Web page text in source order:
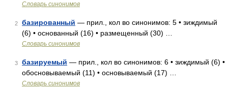
Словарь синонимов
2 базированный — прил., кол во синонимов: 5 • зиждимый
(6) • основанный (16) • размещенный (30) …
Словарь синонимов
3 базируемый — прил., кол во синонимов: 6 • зиждимый (6) •
обосновываемый (11) • основываемый (17) …
Словарь синонимов